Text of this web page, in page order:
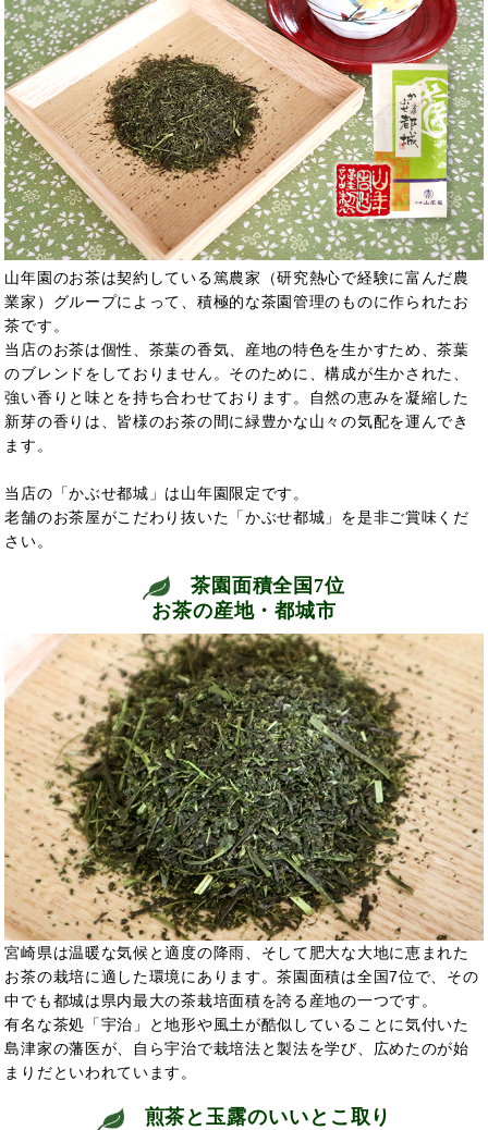
山年園のお茶は契約している篤農家（研究熱心で経験に富んだ農
業家）グループによって、積極的な茶園管理のものに作られたお
茶です。
当店のお茶は個性、茶葉の香気、産地の特色を生かすため、茶葉
のブレンドをしておりません。そのために、構成が生かされた、
強い香りと味とを持ち合わせております。自然の恵みを凝縮した
新芽の香りは、皆様のお茶の間に緑豊かな山々の気配を運んでき
ます。
当店の「かぶせ都城」は山年園限定です。
老舗のお茶屋がこだわり抜いた「かぶせ都城」を是非ご賞味くだ
さい。
茶園面積全国7位
お茶の産地・都城市
宮崎県は温暖な気候と適度の降雨、そして肥大な大地に恵まれた
お茶の栽培に適した環境にあります。茶園面積は全国7位で、その
中でも都城は県内最大の茶栽培面積を誇る産地の一つです。
有名な茶処「宇治」と地形や風土が酷似していることに気付いた
島津家の藩医が、自ら宇治で栽培法と製法を学び、広めたのが始
まりだといわれています。
煎茶と玉露のいいとこ取り